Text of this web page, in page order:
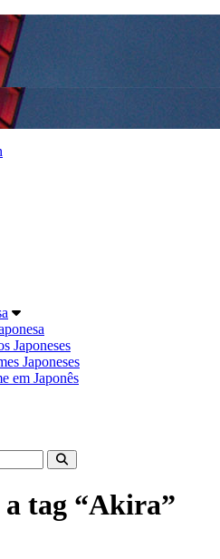
Japoneses
Japoneses
em Japonês
a tag “Akira”